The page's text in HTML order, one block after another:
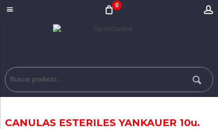
0
CANULAS ESTERILES YANKAUER 10u.